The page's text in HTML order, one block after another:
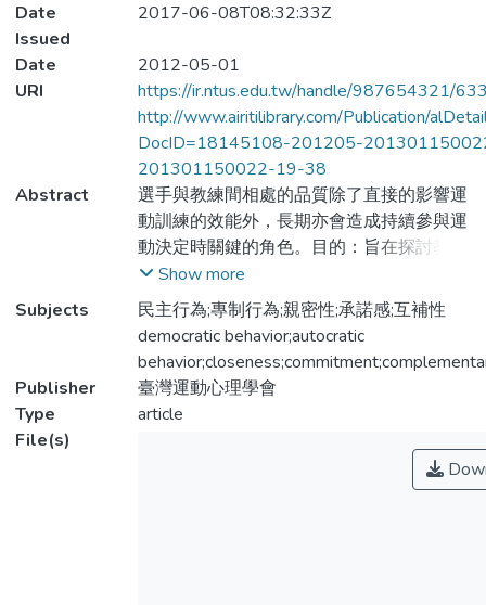
Date
Issued
2017-06-08T08:32:33Z
Date
2012-05-01
URI
https://ir.ntus.edu.tw/handle/987654321/
http://www.airitilibrary.com/Publication/
DocID=18145108-201205-
201301150022-19-38
Abstract
選手與教練間相處的品質除了直接的影響運
動訓練的效能外，長期亦會造成持續參與運
動決定時關鍵的角色。目的：旨在探討教
練-選手關係在領導行為與團隊凝聚力間扮
演的角色。方法：研究以國內15支高中甲
組男子籃球隊為樣本（n=190，平均年齡
=16.78歲 ± .78歲），於97學年度高級中等
學校籃球男子甲級聯賽（High School
Basketball League, HBL）第一階段預賽期
領導行為量表、教練-選手關係量表以及團
隊凝聚力等問卷調查的方式，完成資料蒐集
Show more
Subjects
民主行為;專制行為;親密性;承諾感;互補性
democratic behavior;autocratic
Publisher
臺灣運動心理學會
Type
article
File(s)